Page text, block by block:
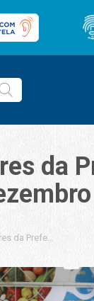
da
da Prefeitura